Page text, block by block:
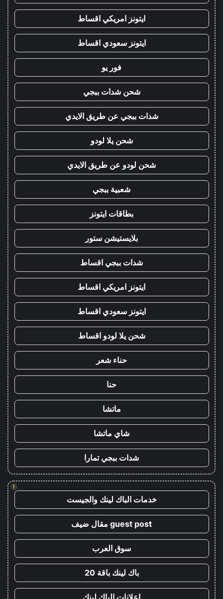
ايتونز امريكي اقساط
ايتونز سعودي اقساط
فور يو
شحن شدات ببجي
شدات ببجي عن طريق الايدي
شحن يلا لودو
شحن لودو عن طريق الايدي
شعبية ببجي
بطاقات ايتونز
بلايستيشن ستور
شدات ببجي اقساط
ايتونز امريكي اقساط
ايتونز سعودي اقساط
شحن يلا لودو اقساط
حناء شعر
حنا
ماتشا
شاي ماتشا
شدات ببجي تمارا
!
خدمات الباك لينك والجيست
guest post مقال ضيف
سوق العرب
باك لينك باقة 20
اعلانات الباك لينك